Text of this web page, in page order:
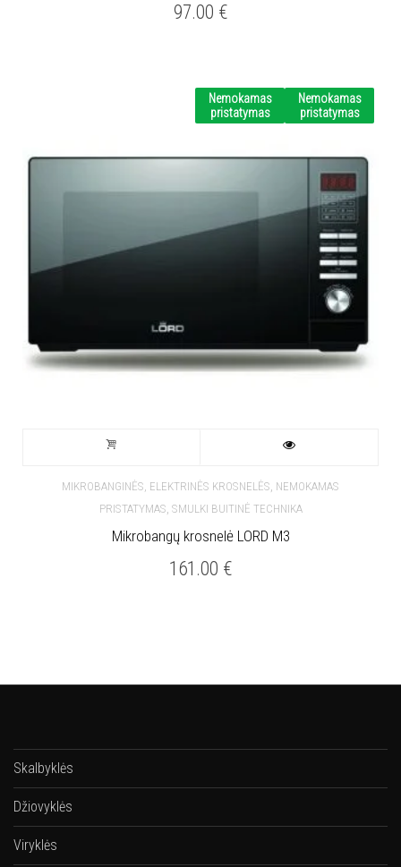
97.00 €
Nemokamas
pristatymas
Nemokamas
pristatymas
MIKROBANGINĖS, ELEKTRINĖS KROSNELĖS, NEMOKAMAS
PRISTATYMAS, SMULKI BUITINĖ TECHNIKA
Mikrobangų krosnelė LORD M3
161.00 €
Skalbyklės
Džiovyklės
Viryklės